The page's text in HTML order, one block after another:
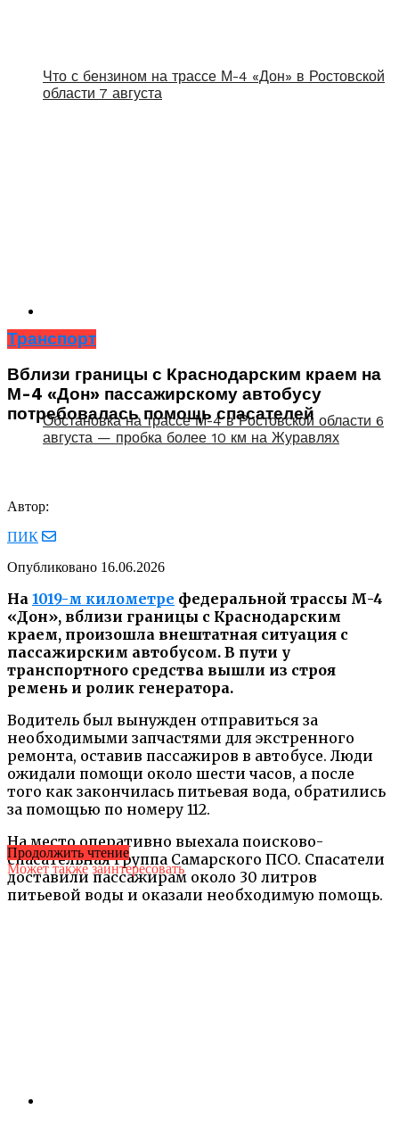
Что с бензином на трассе М-4 «Дон» в Ростовской
области 7 августа
Обстановка на трассе М-4 в Ростовской области 6
августа — пробка более 10 км на Журавлях
Транспорт
Вблизи границы с Краснодарским краем на
М-4 «Дон» пассажирскому автобусу
потребовалась помощь спасателей
Автор:
ПИК
Опубликовано 16.06.2026
На 1019-м километре федеральной трассы М-4
«Дон», вблизи границы с Краснодарским
краем, произошла внештатная ситуация с
пассажирским автобусом. В пути у
транспортного средства вышли из строя
ремень и ролик генератора.
Водитель был вынужден отправиться за
необходимыми запчастями для экстренного
ремонта, оставив пассажиров в автобусе. Люди
ожидали помощи около шести часов, а после
того как закончилась питьевая вода, обратились
за помощью по номеру 112.
На место оперативно выехала поисково-
спасательная группа Самарского ПСО. Спасатели
доставили пассажирам около 30 литров
питьевой воды и оказали необходимую помощь.
Продолжить чтение
Может также заинтересовать